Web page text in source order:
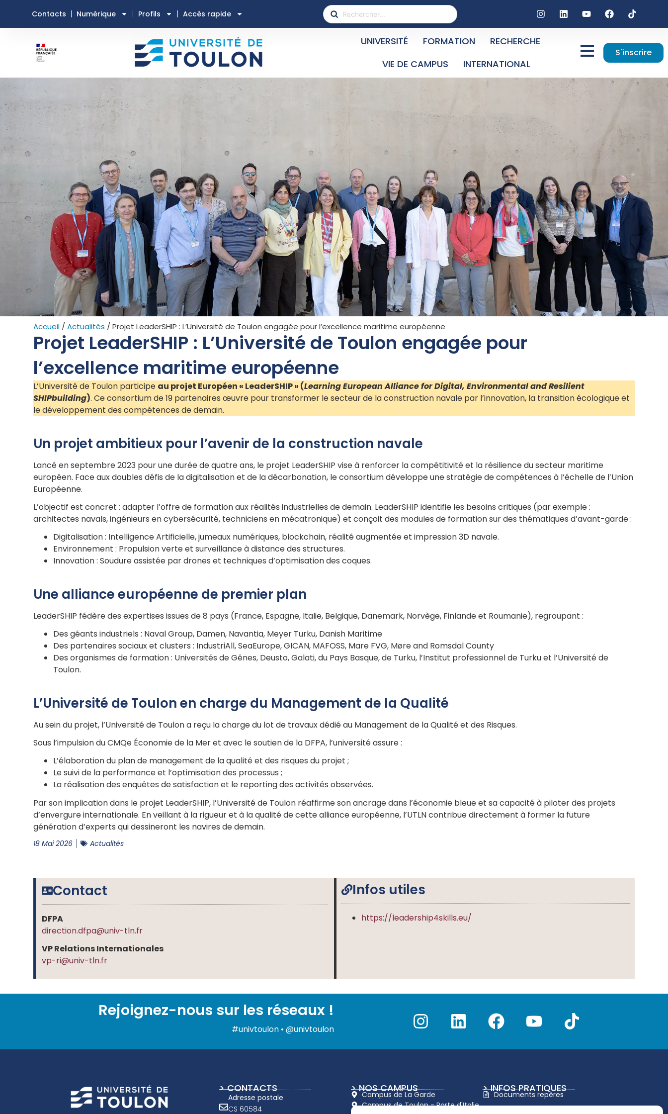
Contacts Numérique Profils Accès rapide
UNIVERSITÉ FORMATION
RECHERCHE
VIE DE CAMPUS
INTERNATIONAL
S'inscrire
Accueil /Actualités /Projet LeaderSHIP : L’Université de Toulon engagée pour l’excellence maritime européenne
Projet LeaderSHIP : L’Université de Toulon engagée pour
l’excellence maritime européenne
L’Université de Toulon participe au projet Européen « LeaderSHIP » (Learning European Alliance for Digital, Environmental and Resilient
SHIPbuilding). Ce consortium de 19 partenaires œuvre pour transformer le secteur de la construction navale par l’innovation, la transition écologique et
le développement des compétences de demain.
Un projet ambitieux pour l’avenir de la construction navale
Lancé en septembre 2023 pour une durée de quatre ans, le projet LeaderSHIP vise à renforcer la compétitivité et la résilience du secteur maritime
européen. Face aux doubles défis de la digitalisation et de la décarbonation, le consortium développe une stratégie de compétences à l’échelle de l’Union
Européenne.
L’objectif est concret : adapter l’offre de formation aux réalités industrielles de demain. LeaderSHIP identifie les besoins critiques (par exemple :
architectes navals, ingénieurs en cybersécurité, techniciens en mécatronique) et conçoit des modules de formation sur des thématiques d’avant-garde :
Digitalisation : Intelligence Artificielle, jumeaux numériques, blockchain, réalité augmentée et impression 3D navale.
Environnement : Propulsion verte et surveillance à distance des structures.
Innovation : Soudure assistée par drones et techniques d’optimisation des coques.
Une alliance européenne de premier plan
LeaderSHIP fédère des expertises issues de 8 pays (France, Espagne, Italie, Belgique, Danemark, Norvège, Finlande et Roumanie), regroupant :
Des géants industriels : Naval Group, Damen, Navantia, Meyer Turku, Danish Maritime
Des partenaires sociaux et clusters : IndustriAll, SeaEurope, GICAN, MAFOSS, Mare FVG, Møre and Romsdal County
Des organismes de formation : Universités de Gênes, Deusto, Galati, du Pays Basque, de Turku, l’Institut professionnel de Turku et l’Université de
Toulon.
L’Université de Toulon en charge du Management de la Qualité
Au sein du projet, l’Université de Toulon a reçu la charge du lot de travaux dédié au Management de la Qualité et des Risques.
Sous l’impulsion du CMQe Économie de la Mer et avec le soutien de la DFPA, l’université assure :
L’élaboration du plan de management de la qualité et des risques du projet ;
Le suivi de la performance et l’optimisation des processus ;
La réalisation des enquêtes de satisfaction et le reporting des activités observées.
Par son implication dans le projet LeaderSHIP, l’Université de Toulon réaffirme son ancrage dans l’économie bleue et sa capacité à piloter des projets
d’envergure internationale. En veillant à la rigueur et à la qualité de cette alliance européenne, l’UTLN contribue directement à former la future
génération d’experts qui dessineront les navires de demain.
18 Mai 2026 Actualités
Contact
DFPA
direction.dfpa@univ-tln.fr
VP Relations Internationales
vp-ri@univ-tln.fr
Infos utiles
https://leadership4skills.eu/
Rejoignez-nous sur les réseaux !
#univtoulon • @univtoulon
> CONTACTS
Adresse postale
CS 60584
> NOS CAMPUS
Campus de La Garde
Campus de Toulon - Porte d'Italie
> INFOS PRATIQUES
Documents repères